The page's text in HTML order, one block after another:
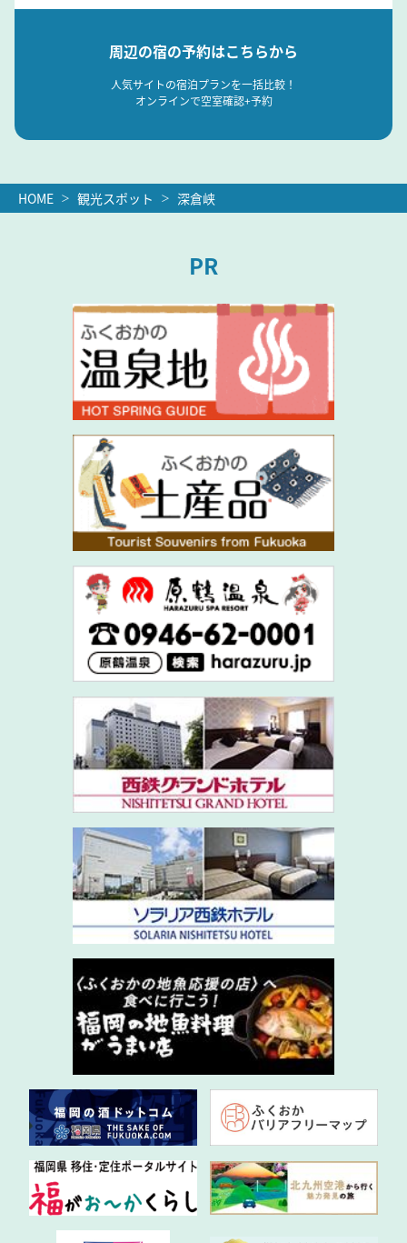
周辺の宿の予約はこちらから
人気サイトの宿泊プランを一括比較！
オンラインで空室確認+予約
HOME 観光スポット 深倉峡
PR